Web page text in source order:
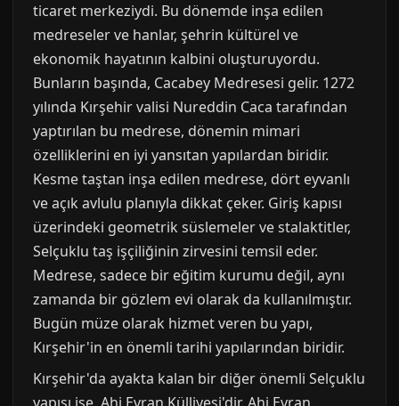
ticaret merkeziydi. Bu dönemde inşa edilen
medreseler ve hanlar, şehrin kültürel ve
ekonomik hayatının kalbini oluşturuyordu.
Bunların başında, Cacabey Medresesi gelir. 1272
yılında Kırşehir valisi Nureddin Caca tarafından
yaptırılan bu medrese, dönemin mimari
özelliklerini en iyi yansıtan yapılardan biridir.
Kesme taştan inşa edilen medrese, dört eyvanlı
ve açık avlulu planıyla dikkat çeker. Giriş kapısı
üzerindeki geometrik süslemeler ve stalaktitler,
Selçuklu taş işçiliğinin zirvesini temsil eder.
Medrese, sadece bir eğitim kurumu değil, aynı
zamanda bir gözlem evi olarak da kullanılmıştır.
Bugün müze olarak hizmet veren bu yapı,
Kırşehir'in en önemli tarihi yapılarından biridir.
Kırşehir'da ayakta kalan bir diğer önemli Selçuklu